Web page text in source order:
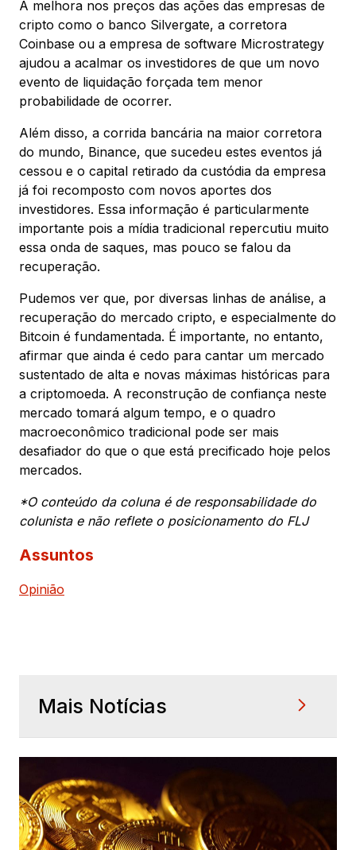
A melhora nos preços das ações das empresas de
cripto como o banco Silvergate, a corretora
Coinbase ou a empresa de software Microstrategy
ajudou a acalmar os investidores de que um novo
evento de liquidação forçada tem menor
probabilidade de ocorrer.
Além disso, a corrida bancária na maior corretora
do mundo, Binance, que sucedeu estes eventos já
cessou e o capital retirado da custódia da empresa
já foi recomposto com novos aportes dos
investidores. Essa informação é particularmente
importante pois a mídia tradicional repercutiu muito
essa onda de saques, mas pouco se falou da
recuperação.
Pudemos ver que, por diversas linhas de análise, a
recuperação do mercado cripto, e especialmente do
Bitcoin é fundamentada. É importante, no entanto,
afirmar que ainda é cedo para cantar um mercado
sustentado de alta e novas máximas históricas para
a criptomoeda. A reconstrução de confiança neste
mercado tomará algum tempo, e o quadro
macroeconômico tradicional pode ser mais
desafiador do que o que está precificado hoje pelos
mercados.
*O conteúdo da coluna é de responsabilidade do
colunista e não reflete o posicionamento do FLJ
Assuntos
Opinião
Mais Notícias